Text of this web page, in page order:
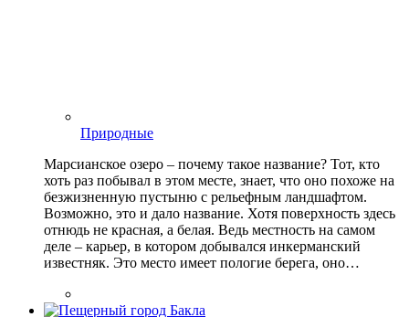
Природные
Марсианское озеро – почему такое название? Тот, кто
хоть раз побывал в этом месте, знает, что оно похоже на
безжизненную пустыню с рельефным ландшафтом.
Возможно, это и дало название. Хотя поверхность здесь
отнюдь не красная, а белая. Ведь местность на самом
деле – карьер, в котором добывался инкерманский
известняк. Это место имеет пологие берега, оно…